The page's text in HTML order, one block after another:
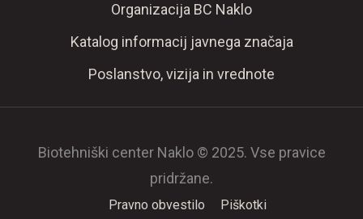
Organizacija BC Naklo
Katalog informacij javnega značaja
Poslanstvo, vizija in vrednote
Biotehniški center Naklo © 2025. Vse pravice
pridržane.
Pravno obvestilo Piškotki